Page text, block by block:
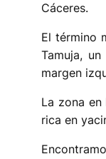
Cáceres.
El término
Tamuja,
margen
La zona
rica en